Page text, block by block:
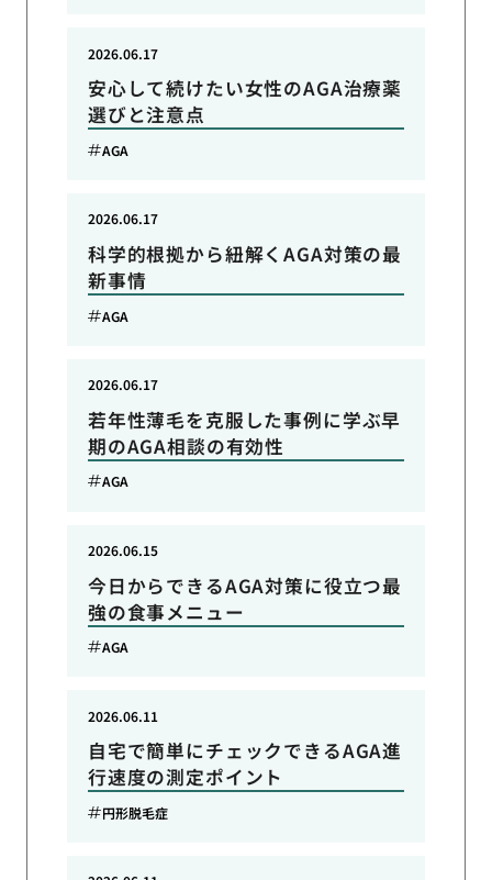
安心して続けたい女性のAGA治療薬
選びと注意点
2026.06.17
AGA
科学的根拠から紐解くAGA対策の最
新事情
2026.06.17
AGA
若年性薄毛を克服した事例に学ぶ早
期のAGA相談の有効性
2026.06.17
AGA
今日からできるAGA対策に役立つ最
強の食事メニュー
2026.06.15
AGA
自宅で簡単にチェックできるAGA進
行速度の測定ポイント
2026.06.11
円形脱毛症